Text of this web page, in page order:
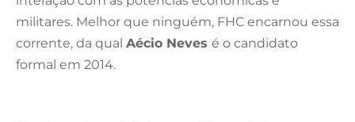
militares. Melhor que ninguém, FHC encarnou essa
corrente, da qual Aécio Neves é o candidato
formal em 2014.